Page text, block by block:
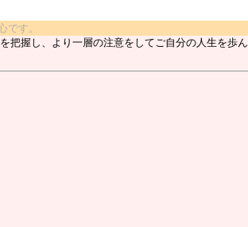
です。
把握し、より一層の注意をしてご自分の人生を歩ん